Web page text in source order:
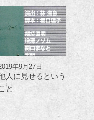
年9月27日
人に見せるという
こと